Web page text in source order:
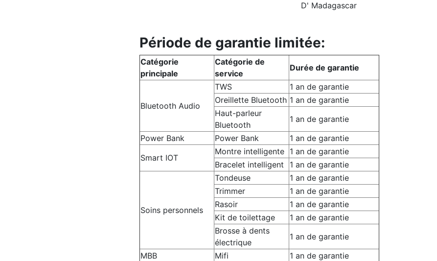
D' Madagascar
Période de garantie limitée:
Catégorie
principale
Catégorie de
service
Durée de garantie
Bluetooth Audio
TWS
1 an de garantie
Oreillette Bluetooth 1 an de garantie
Haut-parleur
Bluetooth
1 an de garantie
Power Bank
Power Bank
1 an de garantie
Smart IOT
Montre intelligente
1 an de garantie
Bracelet intelligent
1 an de garantie
Soins personnels
Tondeuse
1 an de garantie
Trimmer
1 an de garantie
Rasoir
1 an de garantie
Kit de toilettage
1 an de garantie
Brosse à dents
électrique
1 an de garantie
MBB
Mifi
1 an de garantie